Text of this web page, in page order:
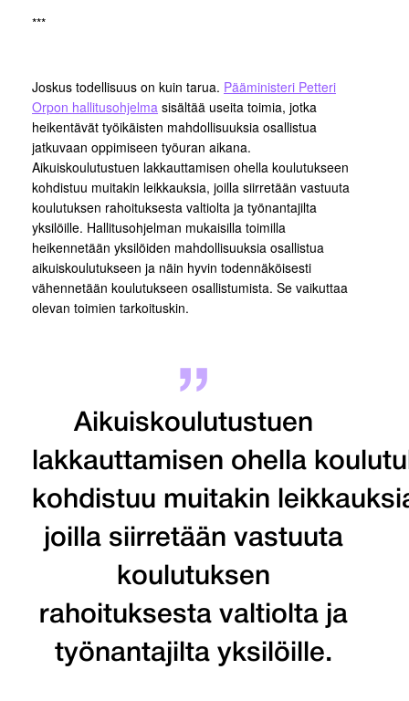
***
Joskus todellisuus on kuin tarua. Pääministeri Petteri
Orpon hallitusohjelma sisältää useita toimia, jotka
heikentävät työikäisten mahdollisuuksia osallistua
jatkuvaan oppimiseen työuran aikana.
Aikuiskoulutustuen lakkauttamisen ohella koulutukseen
kohdistuu muitakin leikkauksia, joilla siirretään vastuuta
koulutuksen rahoituksesta valtiolta ja työnantajilta
yksilöille. Hallitusohjelman mukaisilla toimilla
heikennetään yksilöiden mahdollisuuksia osallistua
aikuiskoulutukseen ja näin hyvin todennäköisesti
vähennetään koulutukseen osallistumista. Se vaikuttaa
olevan toimien tarkoituskin.
Aikuiskoulutustuen
lakkauttamisen ohella
kohdistuu muitakin
joilla siirretään vastuuta
koulutuksen
rahoituksesta valtiolta ja
työnantajilta yksilöille.